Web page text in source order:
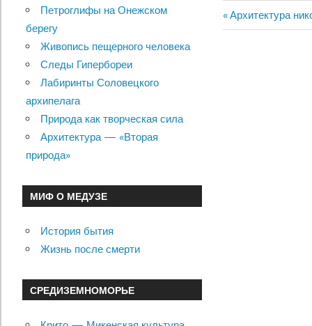
Previous
Post:
Архитектура
Петроглифы на Онежском
берегу
Живопись пещерного человека
Следы Гипербореи
Лабиринты Соловецкого
архипелага
Природа как творческая сила
Архитектура — «Вторая
природа»
МИФ О МЕДУЗЕ
История бытия
Жизнь после смерти
СРЕДИЗЕМНОМОРЬЕ